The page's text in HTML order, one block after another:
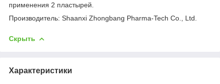
применения 2 пластырей.
Производитель: Shaanxi Zhongbang Pharma-Tech Co., Ltd.
Скрыть
Характеристики